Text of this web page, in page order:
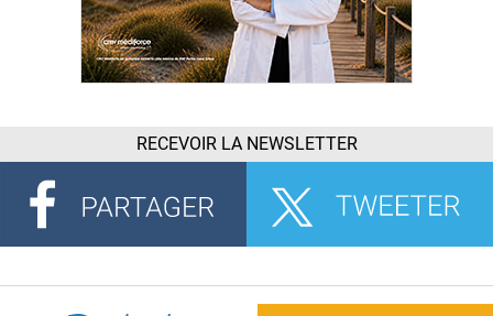
RECEVOIR LA NEWSLETTER